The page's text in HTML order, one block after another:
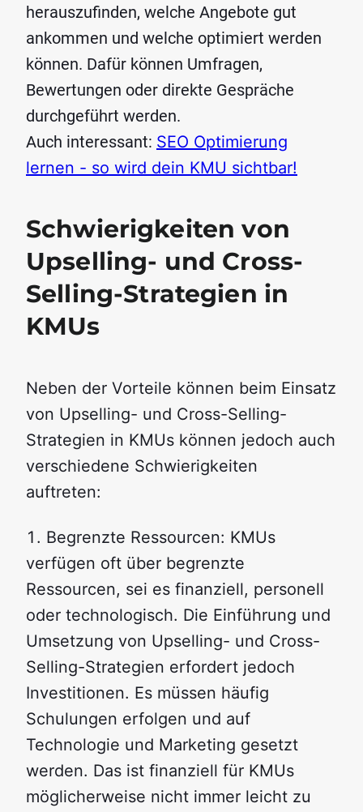
herauszufinden, welche Angebote gut
ankommen und welche optimiert werden
können. Dafür können Umfragen,
Bewertungen oder direkte Gespräche
durchgeführt werden.
Auch interessant: SEO Optimierung
lernen - so wird dein KMU sichtbar!
Schwierigkeiten von
Upselling- und Cross-
Selling-Strategien in
KMUs
Neben der Vorteile können beim Einsatz
von Upselling- und Cross-Selling-
Strategien in KMUs können jedoch auch
verschiedene Schwierigkeiten
auftreten:
Begrenzte Ressourcen: KMUs
verfügen oft über begrenzte
Ressourcen, sei es finanziell, personell
oder technologisch. Die Einführung und
Umsetzung von Upselling- und Cross-
Selling-Strategien erfordert jedoch
Investitionen. Es müssen häufig
Schulungen erfolgen und auf
Technologie und Marketing gesetzt
werden. Das ist finanziell für KMUs
möglicherweise nicht immer leicht zu